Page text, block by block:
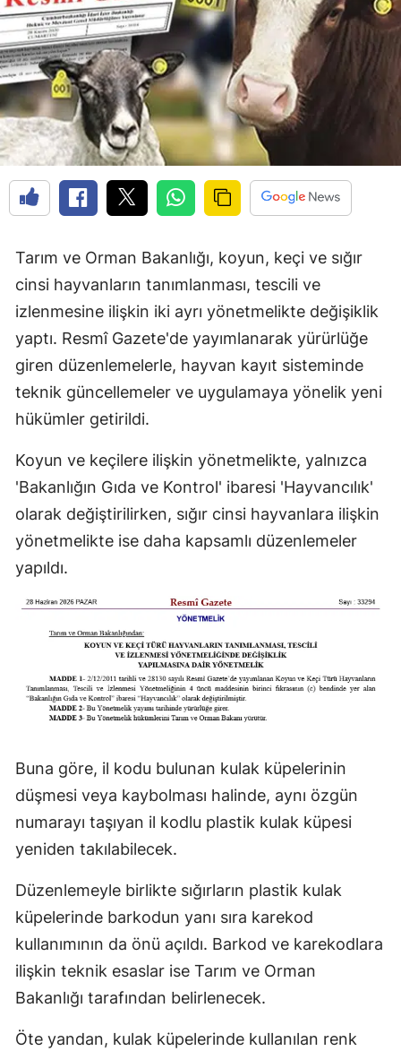
Tarım ve Orman Bakanlığı, koyun, keçi ve sığır
cinsi hayvanların tanımlanması, tescili ve
izlenmesine ilişkin iki ayrı yönetmelikte değişiklik
yaptı. Resmî Gazete'de yayımlanarak yürürlüğe
giren düzenlemelerle, hayvan kayıt sisteminde
teknik güncellemeler ve uygulamaya yönelik yeni
hükümler getirildi.
Koyun ve keçilere ilişkin yönetmelikte, yalnızca
'Bakanlığın Gıda ve Kontrol' ibaresi 'Hayvancılık'
olarak değiştirilirken, sığır cinsi hayvanlara ilişkin
yönetmelikte ise daha kapsamlı düzenlemeler
yapıldı.
Buna göre, il kodu bulunan kulak küpelerinin
düşmesi veya kaybolması halinde, aynı özgün
numarayı taşıyan il kodlu plastik kulak küpesi
yeniden takılabilecek.
Düzenlemeyle birlikte sığırların plastik kulak
küpelerinde barkodun yanı sıra karekod
kullanımının da önü açıldı. Barkod ve karekodlara
ilişkin teknik esaslar ise Tarım ve Orman
Bakanlığı tarafından belirlenecek.
Öte yandan, kulak küpelerinde kullanılan renk